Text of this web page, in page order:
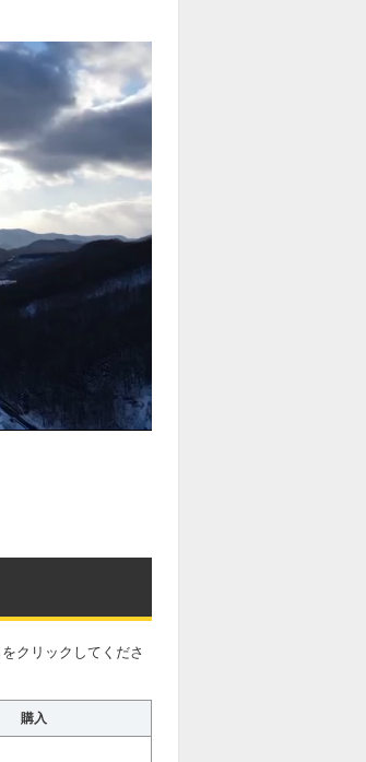
クリックしてくださ
購入